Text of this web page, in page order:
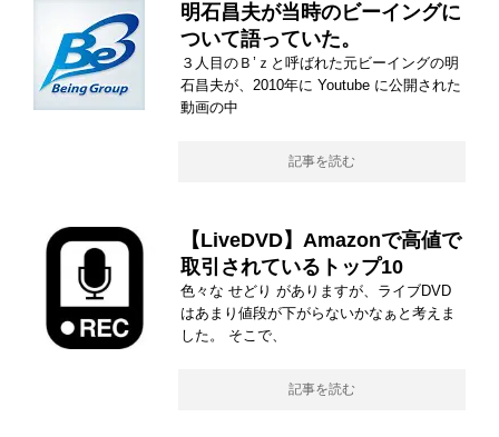
明石昌夫が当時のビーイングに
ついて語っていた。
３人目のＢ’ｚと呼ばれた元ビーイングの明
石昌夫が、2010年に Youtube に公開された
動画の中
記事を読む
【LiveDVD】Amazonで高値で
取引されているトップ10
色々な せどり がありますが、ライブDVD
はあまり値段が下がらないかなぁと考えま
した。 そこで、
記事を読む